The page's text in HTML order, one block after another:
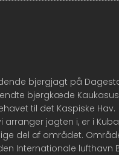
bjergjagt på
bjergkæde
til det Kaspiske Hav.
jagten i, er i
del af området.
Internationale lufthavn